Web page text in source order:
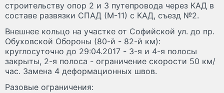
строительству опор 2 и 3 путепровода через КАД в
составе развязки СПАД (М-11) с КАД, съезд №2.
Внешнее кольцо на участке от Софийской ул. до пр.
Обуховской Обороны (80-й - 82-й км):
круглосуточно до 29:04.2017 - 3-я и 4-я полосы
закрыты, 2-я полоса - ограничение скорости 50 км/
час. Замена 4 деформационных швов.
Разовые ограничения: